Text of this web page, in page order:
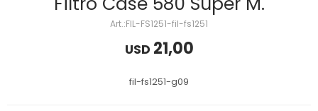
FIL-FS1251-fil-fs1251
USD 21,00
fil-fs1251-g09